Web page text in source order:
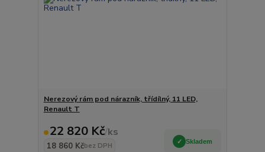
Nerezový rám pod nárazník, třídílný, 11 LED,
Renault T
22 820 Kč/ks
18 860 Kčbez DPH
Skladem